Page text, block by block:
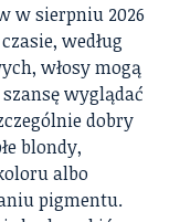
w sierpniu 2026
według
włosy mogą
wyglądać
dobry
blondy,
albo
pigmentu.